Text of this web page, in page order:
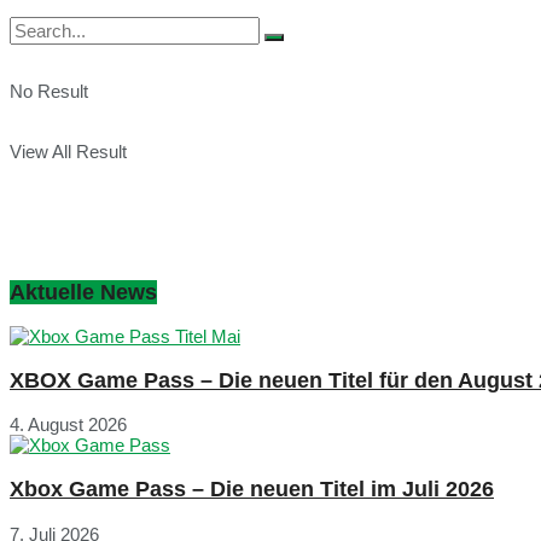
No Result
View All Result
Aktuelle News
XBOX Game Pass – Die neuen Titel für den August
4. August 2026
Xbox Game Pass – Die neuen Titel im Juli 2026
7. Juli 2026